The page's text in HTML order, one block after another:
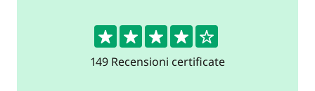
4.3
149 Recensioni certificate